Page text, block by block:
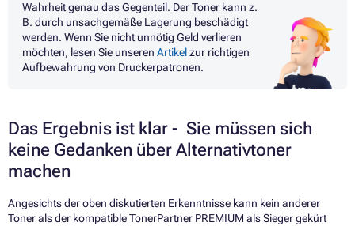
Wahrheit genau das Gegenteil. Der Toner kann z.
B. durch unsachgemäße Lagerung beschädigt
werden. Wenn Sie nicht unnötig Geld verlieren
möchten, lesen Sie unseren Artikelzur richtigen
Aufbewahrung von Druckerpatronen.
Das Ergebnis ist klar - Sie müssen sich
keine Gedanken über Alternativtoner
machen
Angesichts der oben diskutierten Erkenntnisse kann kein anderer
Toner als der kompatible TonerPartner PREMIUM als Sieger gekürt